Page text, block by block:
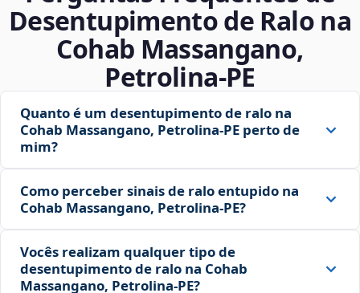
Desentupimento de Ralo na
Cohab Massangano,
Petrolina‑PE
Quanto é um desentupimento de ralo na
Cohab Massangano, Petrolina‑PE perto de
mim?
Como perceber sinais de ralo entupido na
Cohab Massangano, Petrolina‑PE?
Vocês realizam qualquer tipo de
desentupimento de ralo na Cohab
Massangano, Petrolina‑PE?